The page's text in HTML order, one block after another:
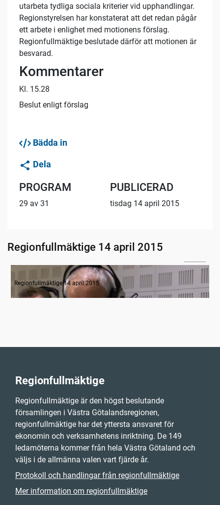
utarbeta tydliga sociala kriterier vid upphandlingar.
Regionstyrelsen har konstaterat att det redan pågår
ett arbete i enlighet med motionens förslag.
Regionfullmäktige beslutade därför att motionen är
besvarad.
Kommentarer
Kl. 15.28
Beslut enligt förslag
Bädda in
Dela
PROGRAM
29 av 31
PUBLICERAD
tisdag 14 april 2015
Regionfullmäktige 14 april 2015
Radion informerar
Regionfullmäktige 14 april 2015
Regionfullmäktige
Regionfullmäktige är den högst beslutande
församlingen i Västra Götalandsregionen,
regionfullmäktige har det yttersta ansvaret för
ekonomin och verksamhetens inriktning. De 149
ledamöterna kommer från hela Västra Götaland och
väljs i de allmänna valen vart fjärde år.
Protokoll och handlingar från regionfullmäktige
Mer information om regionfullmäktige